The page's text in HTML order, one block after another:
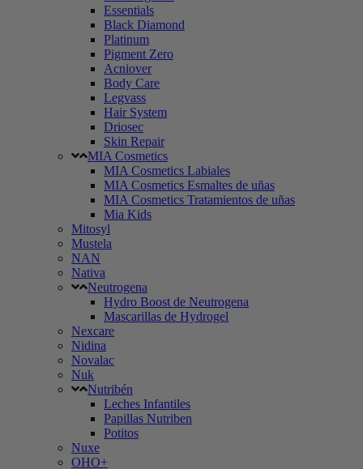
Essentials
Black Diamond
Platinum
Pigment Zero
Acniover
Body Care
Legvass
Hair System
Driosec
Skin Repair
MIA Cosmetics
MIA Cosmetics Labiales
MIA Cosmetics Esmaltes de uñas
MIA Cosmetics Tratamientos de uñas
Mia Kids
Mitosyl
Mustela
NAN
Nativa
Neutrogena
Hydro Boost de Neutrogena
Mascarillas de Hydrogel
Nexcare
Nidina
Novalac
Nuk
Nutribén
Leches Infantiles
Papillas Nutriben
Potitos
Nuxe
OHO+